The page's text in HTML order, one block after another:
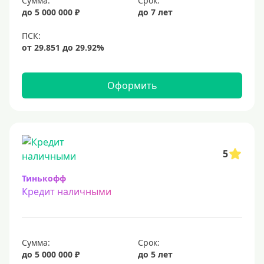
10 млн
12 млн
15 млн
20 млн
50 миллионов
Меньше 1 млн (руб)
15000 руб
до 5 000 000 ₽
до 7 лет
Оформить
5
Тинькофф
Кредит наличными
Сумма:
до 5 000 000 ₽
Срок:
до 5 лет